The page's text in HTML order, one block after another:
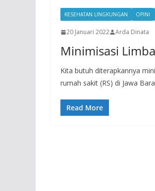
KESEHATAN LINGKUNGAN OPINI
20 Januari 2022 Arda Dinata
Minimisasi
Kita butuh diterapkannya
rumah sakit (RS) di Jawa
Read More